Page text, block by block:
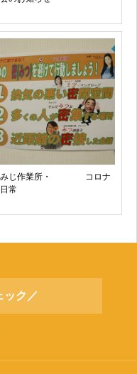
みじ作業所・ コロナ
常
ック／